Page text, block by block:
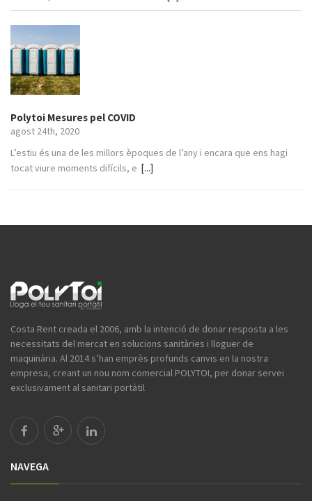
Polytoi Mesures pel COVID
agost 24th, 2020
L’estiu és una de les millors èpoques de l’any i encara que ens hagi
tocat viure moments difícils, e [...]
Costa Rent creada el 2006, amb la intenció de donar resposta a les
necessitats del mercat en solucions sanitàries i lloguer de
maquinària. Al 2014 s’han emprès profunds canvis en la nostra
empresa, creant un nou nom comercial POLYTOI, per donar servei
exclusivament al sanitari portàtil
NAVEGA